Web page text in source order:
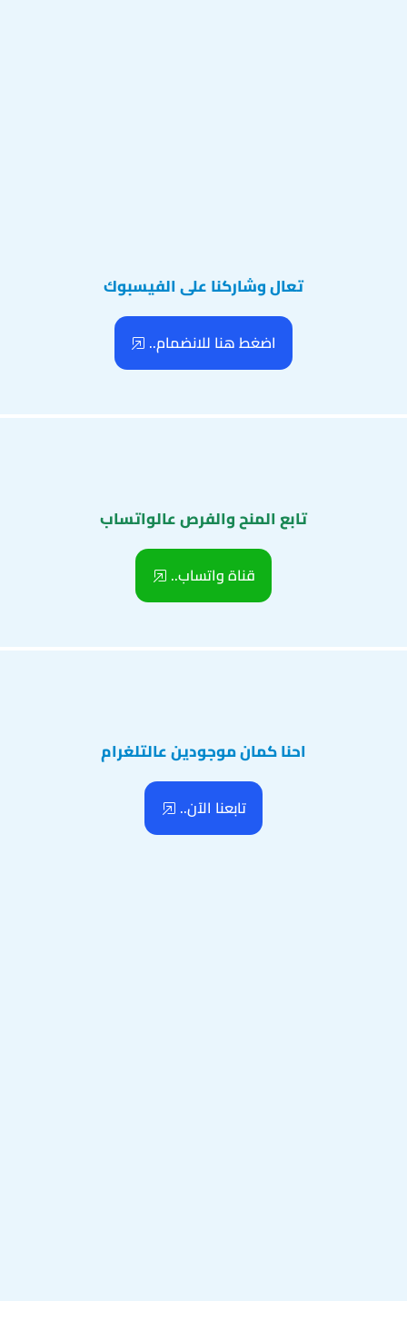
تعال وشاركنا على الفيسبوك
اضغط هنا للانضمام..
تابع المنح والفرص عالواتساب
قناة واتساب..
احنا كمان موجودين عالتلغرام
تابعنا الآن..